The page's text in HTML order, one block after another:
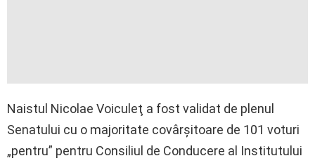
Naistul Nicolae Voiculeţ a fost validat de plenul
Senatului cu o majoritate covârşitoare de 101 voturi
„pentru” pentru Consiliul de Conducere al Institutului